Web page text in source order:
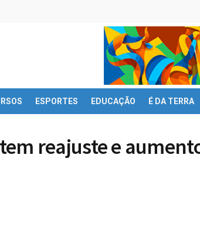
ESPORTES EDUCAÇÃO É DA TERRA
reajuste e